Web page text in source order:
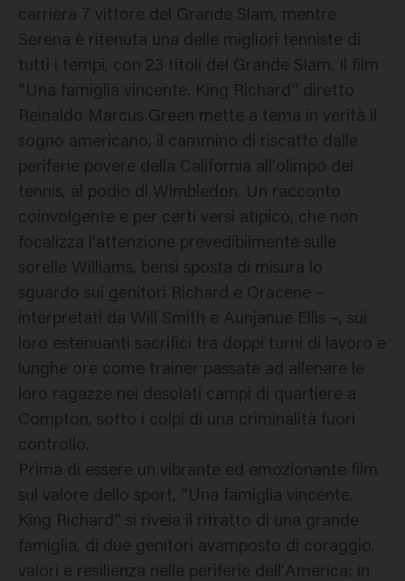
carriera 7 vittore del Grande Slam, mentre
Serena è ritenuta una delle migliori tenniste di
tutti i tempi, con 23 titoli del Grande Slam. Il film
“Una famiglia vincente. King Richard” diretto
Reinaldo Marcus Green mette a tema in verità il
sogno americano, il cammino di riscatto dalle
periferie povere della California all’olimpo del
tennis, al podio di Wimbledon. Un racconto
coinvolgente e per certi versi atipico, che non
focalizza l’attenzione prevedibilmente sulle
sorelle Williams, bensì sposta di misura lo
sguardo sui genitori Richard e Oracene –
interpretati da Will Smith e Aunjanue Ellis –, sui
loro estenuanti sacrifici tra doppi turni di lavoro e
lunghe ore come trainer passate ad allenare le
loro ragazze nei desolati campi di quartiere a
Compton, sotto i colpi di una criminalità fuori
controllo.
Prima di essere un vibrante ed emozionante film
sul valore dello sport, “Una famiglia vincente.
King Richard” si rivela il ritratto di una grande
famiglia, di due genitori avamposto di coraggio,
valori e resilienza nelle periferie dell’America; in